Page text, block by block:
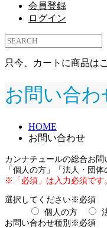
会員登録
ログイン
只今、カートに商品は
お問い合わ
HOME
お問い合わせ
カンナチュールの総合お問
「個人の方」「法人・団
※「必須」は入力必須です
選択してください※必須
個人の方
お問い合わせ種別 ※必須